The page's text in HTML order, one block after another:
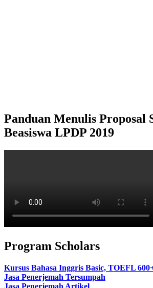
Panduan Menulis Proposal
Beasiswa LPDP 2019
Program Scholars
Kursus Bahasa Inggris Basic, TOEFL
Jasa Penerjemah Tersumpah
Jasa Penerjemah Artikel